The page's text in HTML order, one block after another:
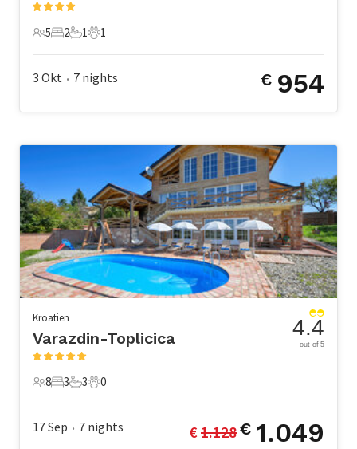
5 Gäste
5
2 Schlafzimmer
2
1 Badezimmer
1
1 Haustier
1
3 Okt • 7 nights € 954
Kroatien
Varazdin-Toplicica
8 Gäste
8
3 Schlafzimmer
3
3 Badezimmer
3
0 Haustiere
0
4.4
out of 5
17 Sep • 7 nights € 1.128€ 1.049